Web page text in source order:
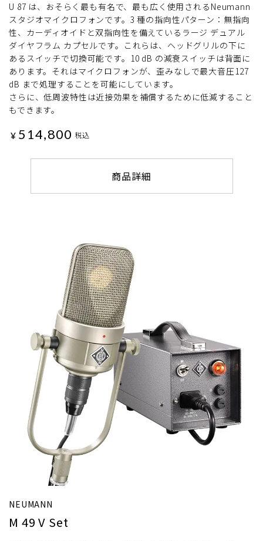
U 87 は、おそらく最も有名で、最も広く使用されるNeumann
スタジオマイクロフォンです。3 種の指向性パターン：無指向
性、カーディオイドと双指向性を備えているラージ デュアル
ダイヤフラム カプセルです。これらは、ヘッドグリルの下に
あるスイッチで切換可能です。10 dB の減衰スイッチは背面に
あります。それはマイクロフォンが、歪みなしで最大音圧127
dB まで処理することを可能にしています。
さらに、低周波特性は近接効果を補償するために低減すること
もできます。
¥ 514,800 税込
商品詳細
NEUMANN
M 49 V Set